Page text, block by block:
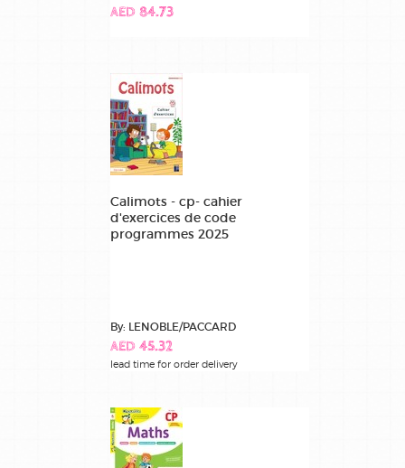
AED 84.73
Calimots - cp- cahier
d'exercices de code
programmes 2025
By: LENOBLE/PACCARD
AED 45.32
lead time for order delivery